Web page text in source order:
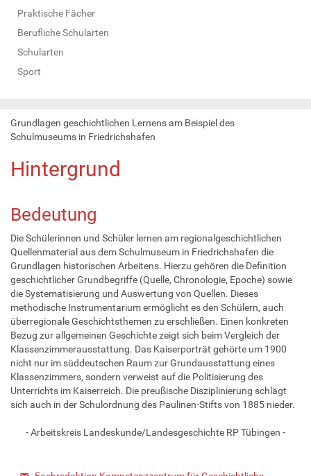
Praktische Fächer
Berufliche Schularten
Schularten
Sport
Grundlagen geschichtlichen Lernens am Beispiel des
Schulmuseums in Friedrichshafen
Hintergrund
Bedeutung
Die Schülerinnen und Schüler lernen am regionalgeschichtlichen
Quellenmaterial aus dem Schulmuseum in Friedrichshafen die
Grundlagen historischen Arbeitens. Hierzu gehören die Definition
geschichtlicher Grundbegriffe (Quelle, Chronologie, Epoche) sowie
die Systematisierung und Auswertung von Quellen. Dieses
methodische Instrumentarium ermöglicht es den Schülern, auch
überregionale Geschichtsthemen zu erschließen. Einen konkreten
Bezug zur allgemeinen Geschichte zeigt sich beim Vergleich der
Klassenzimmerausstattung. Das Kaiserporträt gehörte um 1900
nicht nur im süddeutschen Raum zur Grundausstattung eines
Klassenzimmers, sondern verweist auf die Politisierung des
Unterrichts im Kaiserreich. Die preußische Disziplinierung schlägt
sich auch in der Schulordnung des Paulinen-Stifts von 1885 nieder.
- Arbeitskreis Landeskunde/Landesgeschichte RP Tübingen -